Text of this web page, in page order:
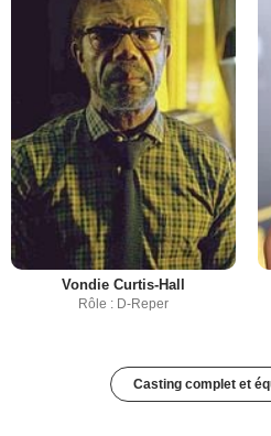
Vondie Curtis-Hall
Rôle : D-Reper
Casting complet et